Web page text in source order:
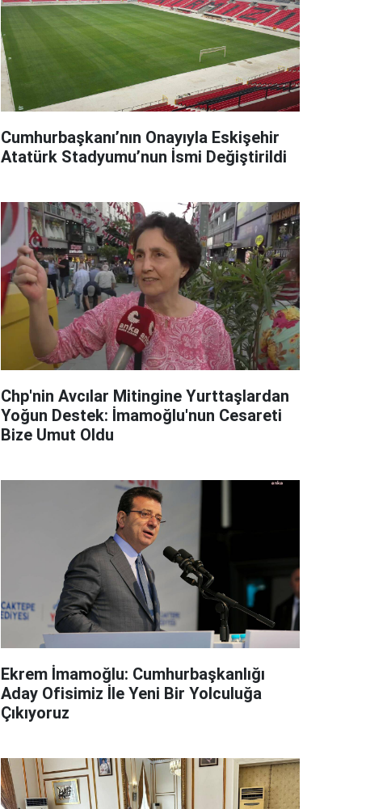
Cumhurbaşkanı’nın Onayıyla Eskişehir
Atatürk Stadyumu’nun İsmi Değiştirildi
Chp'nin Avcılar Mitingine Yurttaşlardan
Yoğun Destek: İmamoğlu'nun Cesareti
Bize Umut Oldu
Ekrem İmamoğlu: Cumhurbaşkanlığı
Aday Ofisimiz İle Yeni Bir Yolculuğa
Çıkıyoruz